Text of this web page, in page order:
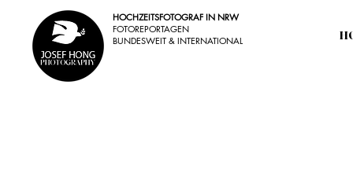
HOCHZEITSFOTOGRAF IN NRW
FOTOREPORTAGEN
BUNDESWEIT & INTERNATIONAL